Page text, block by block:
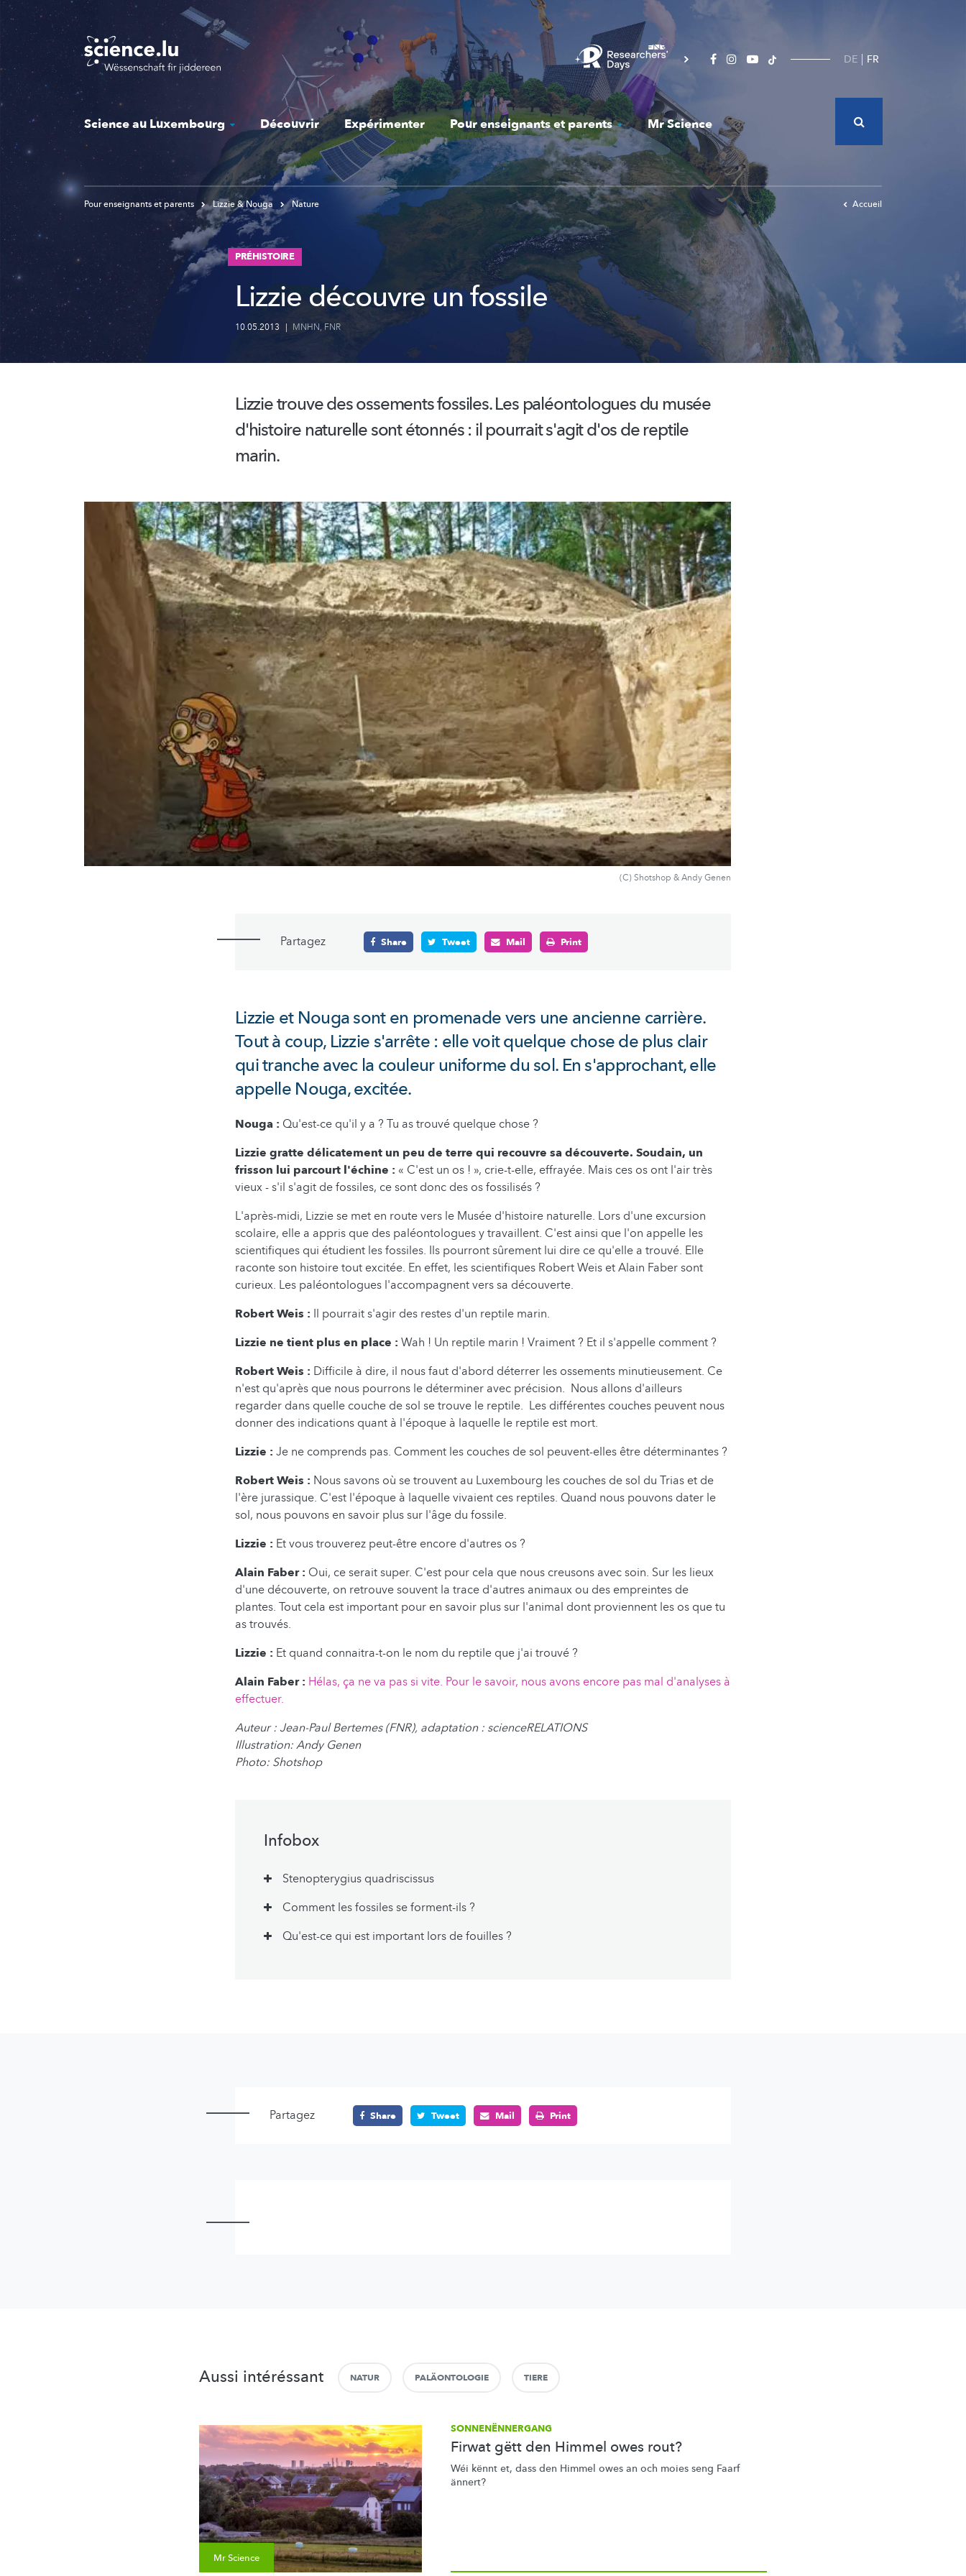
Skip
to
main
content
DE FR
Science au Luxembourg Découvrir Expérimenter Pour enseignants et parents Mr Science
Pour enseignants et parents Lizzie & Nouga Nature Accueil
PRÉHISTOIRE
Lizzie découvre un fossile
10.05.2013 | MNHN, FNR
Lizzie trouve des ossements fossiles. Les paléontologuesdu musée
d'histoire naturelle sont étonnés : il pourrait s'agit d'os de reptile
marin.
(C) Shotshop & Andy Genen
Partagez Share Tweet Mail Print
Lizzie et Nouga sont en promenade vers une ancienne carrière.
Tout à coup, Lizzie s'arrête : elle voit quelque chose de plus clair
qui tranche avec la couleur uniforme du sol. En s'approchant, elle
appelle Nouga, excitée.
Nouga : Qu'est-ce qu'il y a ? Tu as trouvé quelque chose ?
Lizzie gratte délicatement un peu de terre qui recouvre sa découverte. Soudain, un
frisson lui parcourt l'échine : « C'est un os ! », crie-t-elle, effrayée. Mais ces os ont l'air très
vieux - s'il s'agit de fossiles, ce sont donc des os fossilisés ?
L'après-midi, Lizzie se met en route vers le Musée d'histoire naturelle. Lors d'une excursion
scolaire, elle a appris que des paléontologues y travaillent. C'est ainsi que l'on appelle les
scientifiques qui étudient les fossiles. Ils pourront sûrement lui dire ce qu'elle a trouvé. Elle
raconte son histoire tout excitée. En effet, les scientifiques Robert Weis et Alain Faber sont
curieux. Les paléontologues l'accompagnent vers sa découverte.
Robert Weis : Il pourrait s'agir des restes d'un reptile marin.
Lizzie ne tient plus en place : Wah ! Un reptile marin ! Vraiment ? Et il s'appelle comment ?
Robert Weis : Difficile à dire, il nous faut d'abord déterrer les ossements minutieusement. Ce
n'est qu'après que nous pourrons le déterminer avec précision. Nous allons d'ailleurs
regarder dans quelle couche de sol se trouve le reptile. Les différentes couches peuvent nous
donner des indications quant à l'époque à laquelle le reptile est mort.
Lizzie : Je ne comprends pas. Comment les couches de sol peuvent-elles être déterminantes ?
Robert Weis : Nous savons où se trouvent au Luxembourg les couches de sol du Trias et de
l'ère jurassique. C'est l'époque à laquelle vivaient ces reptiles. Quand nous pouvons dater le
sol, nous pouvons en savoir plus sur l'âge du fossile.
Lizzie : Et vous trouverez peut-être encore d'autres os ?
Alain Faber : Oui, ce serait super. C'est pour cela que nous creusons avec soin. Sur les lieux
d'une découverte, on retrouve souvent la trace d'autres animaux ou des empreintes de
plantes. Tout cela est important pour en savoir plus sur l'animal dont proviennent les os que tu
as trouvés.
Lizzie : Et quand connaitra-t-on le nom du reptile que j'ai trouvé ?
Alain Faber : Hélas, ça ne va pas si vite. Pour le savoir, nous avons encore pas mal d'analyses à
effectuer.
Auteur : Jean-Paul Bertemes (FNR), adaptation : scienceRELATIONS
Illustration: Andy Genen
Photo: Shotshop
Infobox
Stenopterygius quadriscissus
Comment les fossiles se forment-ils ?
Qu'est-ce qui est important lors de fouilles ?
Partagez Share Tweet Mail Print
Aussi intéréssant NATUR PALÄONTOLOGIE TIERE
Mr Science
SONNENËNNERGANG
Firwat gëtt den Himmel owes rout?
Wéi kënnt et, dass den Himmel owes an och moies seng Faarf
ännert?